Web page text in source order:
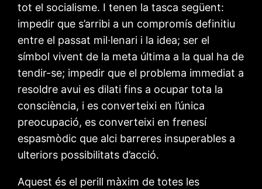
tot el socialisme. I tenen la tasca següent:
impedir que s’arribi a un compromís definitiu
entre el passat mil·lenari i la idea; ser el
símbol vivent de la meta última a la qual ha de
tendir-se; impedir que el problema immediat a
resoldre avui es dilati fins a ocupar tota la
consciència, i es converteixi en l’única
preocupació, es converteixi en frenesí
espasmòdic que alci barreres insuperables a
ulteriors possibilitats d’acció.
Aquest és el perill màxim de totes les